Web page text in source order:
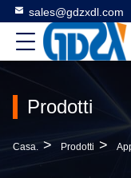
sales@gdzxdl.com
Prodotti
Casa. > Prodotti >